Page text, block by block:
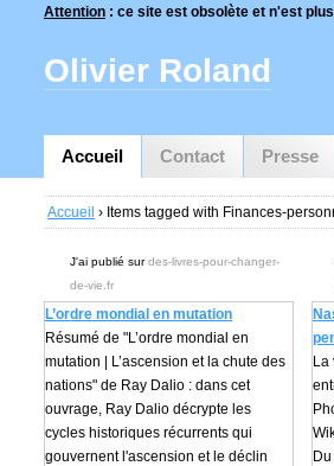
Attention : ce site est obsolète et n'est
Accueil Contact Presse
Olivier Roland
Accueil › Items tagged with Finances-
J'ai publié surdes-livres-pour-changer-
de-vie.fr
L’ordre mondial en mutation
Résumé de "L’ordre mondial en
mutation | L’ascension et la chute des
nations" de Ray Dalio : dans cet
ouvrage, Ray Dalio décrypte les
cycles historiques récurrents qui
gouvernent l'ascension et le déclin
La